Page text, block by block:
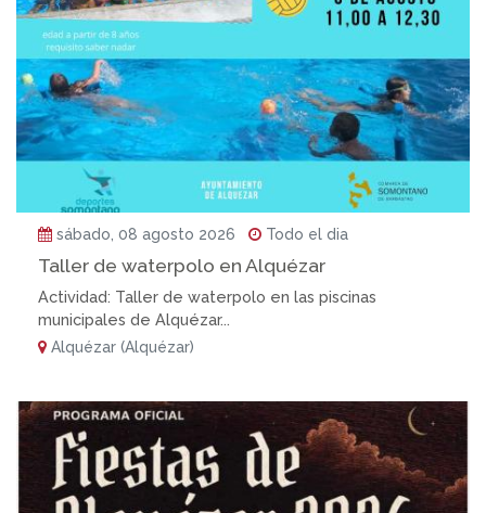
sábado, 08 agosto 2026 Todo el dia
Taller de waterpolo en Alquézar
Actividad: Taller de waterpolo en las piscinas
municipales de Alquézar...
Alquézar (Alquézar)